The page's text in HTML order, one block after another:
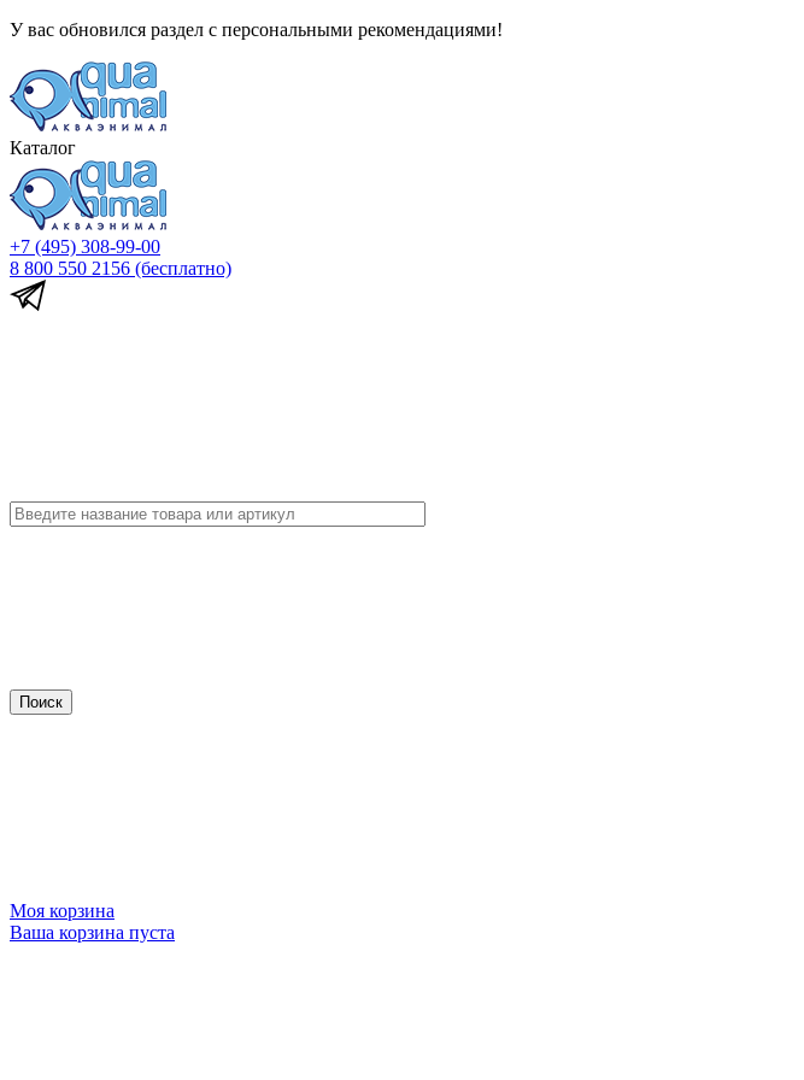
У вас обновился раздел с персональными рекомендациями!
Каталог
+7 (495) 308-99-00
8 800 550 2156 (бесплатно)
Моя корзина
Ваша корзина пуста